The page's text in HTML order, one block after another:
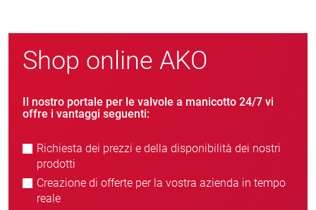
Shop online AKO
Il nostro portale per le valvole a manicotto 24/7 vi
offre i vantaggi seguenti:
Richiesta dei prezzi e della disponibilità dei nostri
prodotti
Creazione di offerte per la vostra azienda in tempo
reale